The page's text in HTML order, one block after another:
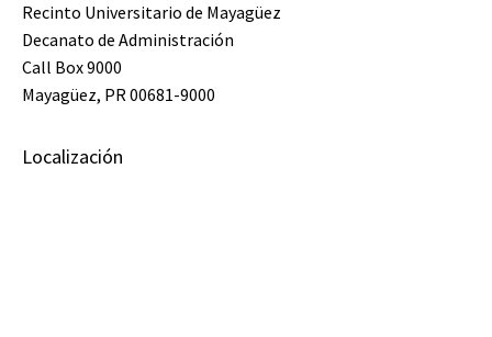
Recinto Universitario de Mayagüez
Decanato de Administración
Call Box 9000
Mayagüez, PR 00681-9000
Localización